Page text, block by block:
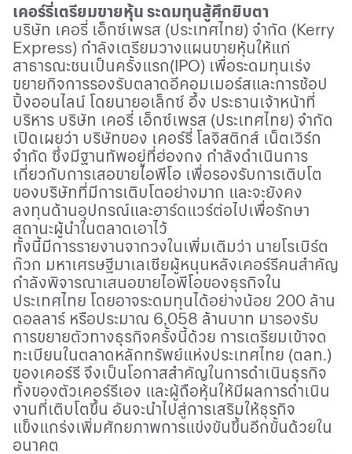
เคอร์รี่เตรียมขายหุ้น ระดมทุนสู้ศึกยิบตา
บริษัท เคอรี่ เอ็กซ์เพรส (ประเทศไทย) จำกัด (Kerry
Express) กำลังเตรียมวางแผนขายหุ้นให้แก่
สาธารณะชนเป็นครั้งแรก(IPO) เพื่อระดมทุนเร่ง
ขยายกิจการรองรับตลาดอีคอมเมอร์สและการช้อป
ปิ้งออนไลน์ โดยนายอเล็กซ์ อึ้ง ประธานเจ้าหน้าที่
บริหาร บริษัท เคอรี่ เอ็กซ์เพรส (ประเทศไทย) จำกัด
เปิดเผยว่า บริษัทของ เคอร์รี่ โลจิสติกส์ เน็ตเวิร์ก
จำกัด ซึ่งมีฐานทัพอยู่ที่ฮ่องกง กำลังดำเนินการ
เกี่ยวกับการเสอขายไอพีโอ เพื่อรองรับการเติบโต
ของบริษัทที่มีการเติบโตอย่างมาก และจะยังคง
ลงทุนด้านอุปกรณ์และฮาร์ดแวร์ต่อไปเพื่อรักษา
สถานะผู้นำในตลาดเอาไว้
ทั้งนี้มีการรายงานจากวงในเพิ่มเติมว่า นายโรเบิร์ต
ก๊วก มหาเศรษฐีมาเลเซียผู้หนุนหลังเคอร์รีคนสำคัญ
กำลังพิจารณาเสนอขายไอพีโอของธุรกิจใน
ประเทศไทย โดยอาจระดมทุนได้อย่างน้อย 200 ล้าน
ดอลลาร์ หรือประมาณ 6,058 ล้านบาท มารองรับ
การขยายตัวทางธุรกิจครั้งนี้ด้วย การเตรียมเข้าจด
ทะเบียนในตลาดหลักทรัพย์แห่งประเทศไทย (ตลท.)
ของเคอร์รี จึงเป็นโอกาสสำคัญในการดำเนินธุรกิจ
ทั้งของตัวเคอร์รีเอง และผู้ถือหุ้นให้มีผลการดำเนิน
งานที่เติบโตขึ้น อันจะนำไปสู่การเสริมให้ธุรกิจ
แข็งแกร่งเพิ่มศักยภาพการแข่งขันขึ้นอีกขั้นด้วยใน
อนาคต